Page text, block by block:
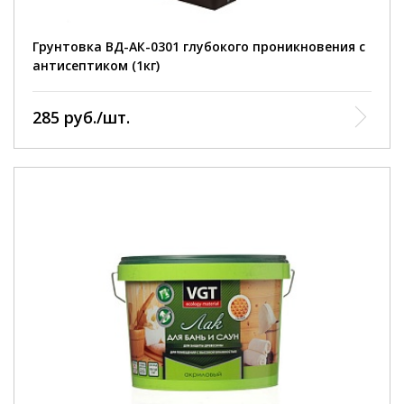
Грунтовка ВД-АК-0301 глубокого проникновения с
антисептиком (1кг)
до отлипа – 1 час, полное высыхание через 3 часа .
285 руб./шт.
область применения::
для декоративной отделки и защиты деревянных
стен и потолков внутри бань и саун.
0,9 кг; 2,2 кг; 9 кг.
на один слой 100-160 г/м².
полное высыхание::
до отлипа - 1 час, полное высыхание - 24 часа при